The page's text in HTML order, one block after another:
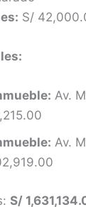
S/
Av.
Av.
S/